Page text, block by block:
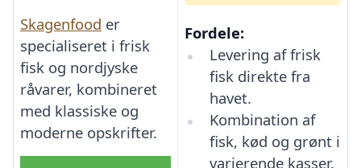
Skagenfood er
specialiseret i frisk
fisk og nordjyske
råvarer, kombineret
med klassiske og
moderne opskrifter.
Fordele:
Levering af frisk
fisk direkte fra
havet.
Kombination af
fisk, kød og grønt i
varierende kasser.